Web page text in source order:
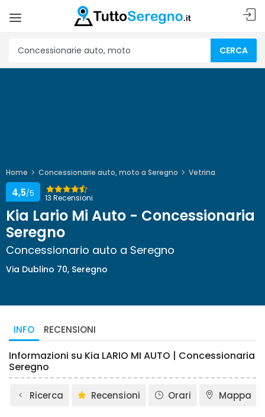
CERCA
Home Concessionarie auto, moto a Seregno Vetrina
13 Recensioni
4,5/5
Kia Lario Mi Auto - Concessionaria
Seregno
Concessionario auto a Seregno
Via Dublino 70, Seregno
INFO RECENSIONI
Informazioni su Kia LARIO MI AUTO | Concessionaria
Seregno
Ricerca Recensioni Orari Mappa